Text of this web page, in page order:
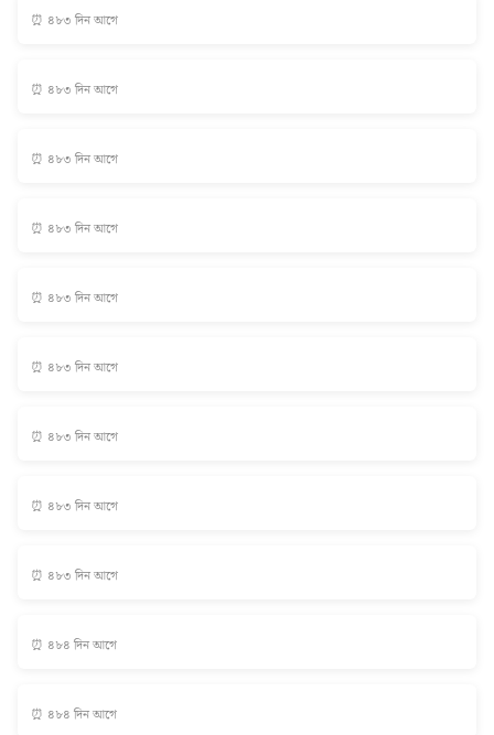
⏰ ৪৮৩ দিন আগে
⏰ ৪৮৩ দিন আগে
⏰ ৪৮৩ দিন আগে
⏰ ৪৮৩ দিন আগে
⏰ ৪৮৩ দিন আগে
⏰ ৪৮৩ দিন আগে
⏰ ৪৮৩ দিন আগে
⏰ ৪৮৩ দিন আগে
⏰ ৪৮৩ দিন আগে
⏰ ৪৮৪ দিন আগে
⏰ ৪৮৪ দিন আগে